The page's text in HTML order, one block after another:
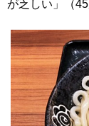
が乏しい」（